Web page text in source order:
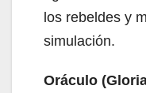
los rebeldes y
simulación.
Oráculo